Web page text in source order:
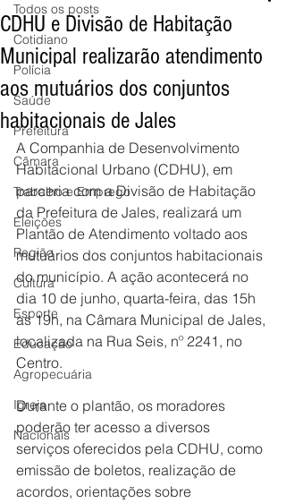
Todos os posts
Cotidiano
Polícia
Saúde
Prefeitura
Câmara
Trabalho e Emprego
Eleições
Região
Cultura
Esporte
Educação
Agropecuária
Igreja
Nacionais
CDHU e Divisão de Habitação
Municipal realizarão atendimento
aos mutuários dos conjuntos
habitacionais de Jales
A Companhia de Desenvolvimento
Habitacional Urbano (CDHU), em
parceria com a Divisão de Habitação
da Prefeitura de Jales, realizará um
Plantão de Atendimento voltado aos
mutuários dos conjuntos habitacionais
do município. A ação acontecerá no
dia 10 de junho, quarta-feira, das 15h
às 19h, na Câmara Municipal de Jales,
localizada na Rua Seis, nº 2241, no
Centro.
Durante o plantão, os moradores
poderão ter acesso a diversos
serviços oferecidos pela CDHU, como
emissão de boletos, realização de
acordos, orientações sobre